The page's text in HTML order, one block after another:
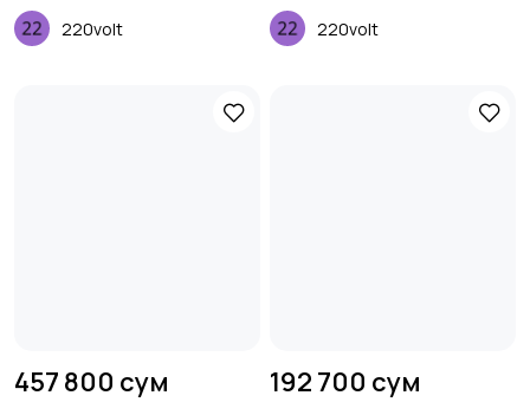
220volt 220volt
457 800 сум 192 700 сум